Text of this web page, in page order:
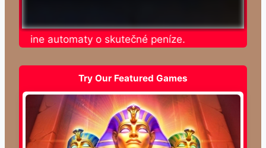
online automaty o skutečné peníze.
Try Our Featured Games